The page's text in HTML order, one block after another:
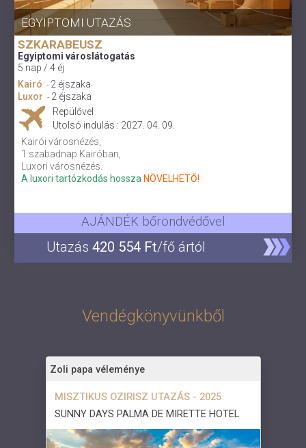
EGYIPTOMI UTAZÁS
SZKARABEUSZ
Egyiptomi városlátogatás
5 nap / 4 éj
Kairó - 2 éjszaka
Luxor - 2 éjszaka
Repülővel
Utolsó indulás : 2027. 04. 09.
Kairói városnézés,
1 szabadnap Kairóban,
Luxori városnézés.
A luxori tartózkodás hossza NÖVELHETŐ!
AJÁNDÉK bőröndvédővel
Utazás 420 554 Ft/fő ártól
Vendégkönyvünkből
Zoli papa véleménye
MISZTIKUS OZIRISZ UTAZÁS - 2025
SUNNY DAYS PALMA DE MIRETTE HOTEL